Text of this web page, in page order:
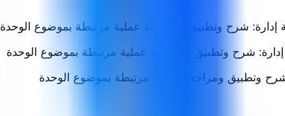
إدارة: شرح وتطبيق ومراجعة عملية مرتبطة بموضوع الوحدة
إدارة: شرح وتطبيق ومراجعة عملية مرتبطة بموضوع الوحدة
وتطبيق ومراجعة عملية مرتبطة بموضوع الوحدة